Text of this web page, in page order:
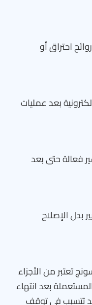
احتراق أو
بعد عمليات
فعالة حتى بعد
بدل الإصلاح
تعتبر من الأجزاء
بعد انتهاء
تتسبب في توقف